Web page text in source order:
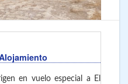
en vuelo especial a El